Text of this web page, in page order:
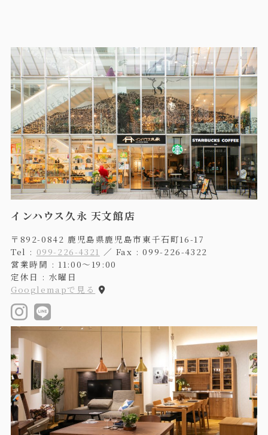
インハウス久永 天文館店
〒892-0842 鹿児島県鹿児島市東千石町16-17
Tel : 099-226-4321 ／ Fax : 099-226-4322
営業時間 : 11:00〜19:00
定休日 : 水曜日
Googlemapで見る